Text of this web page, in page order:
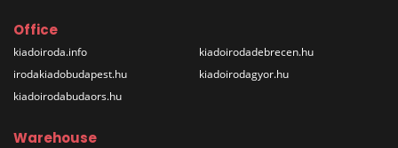
Office
kiadoiroda.info
irodakiadobudapest.hu
kiadoirodabudaors.hu
kiadoirodadebrecen.hu
kiadoirodagyor.hu
Warehouse